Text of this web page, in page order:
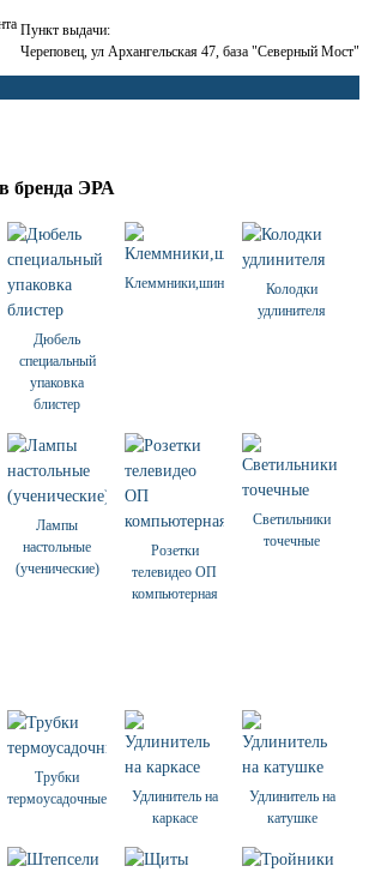
Пункт выдачи:
Череповец, ул Архангельская 47, база "Северный Мост"
бренда ЭРА
Дюбель
специальный
упаковка
блистер
Клеммники,шины,наконечники
Колодки
удлинителя
Лампы
настольные
(ученические)
Розетки
телевидео ОП
компьютерная
Светильники
точечные
Трубки
термоусадочные
Удлинитель на
каркасе
Удлинитель на
катушке